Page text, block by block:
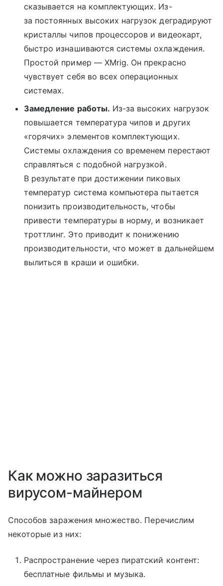
сказывается на комплектующих. Из-
за постоянных высоких нагрузок деградируют
кристаллы чипов процессоров и видеокарт,
быстро изнашиваются системы охлаждения.
Простой пример — XMrig. Он прекрасно
чувствует себя во всех операционных
системах.
Замедление работы. Из-за высоких нагрузок
повышается температура чипов и других
«горячих» элементов комплектующих.
Системы охлаждения со временем перестают
справляться с подобной нагрузкой.
В результате при достижении пиковых
температур система компьютера пытается
понизить производительность, чтобы
привести температуры в норму, и возникает
троттлинг. Это приводит к понижению
производительности, что может в дальнейшем
вылиться в краши и ошибки.
Как можно заразиться
вирусом-майнером
Способов заражения множество. Перечислим
некоторые из них:
Распространение через пиратский контент:
бесплатные фильмы и музыка.